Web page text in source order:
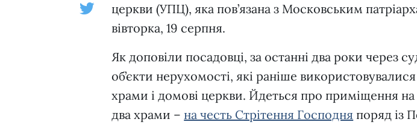
церкви (УПЦ), яка пов’язана з Московським
вівторка, 19 серпня.
Як доповіли посадовці, за останні два роки через
об’єкти нерухомості, які раніше
храми і домові церкви. Йдеться про приміщення на
два храми – на честь Стрітення Господня поряд із